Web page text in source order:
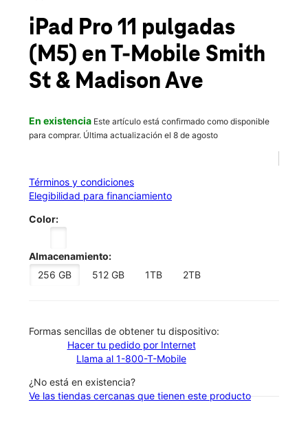
location_on
182b Smith St Perth Amboy, NJ 08861
iPad Pro 11 pulgadas
(M5) en T-Mobile Smith
St & Madison Ave
En existencia Este artículo está confirmado como disponible
para comprar. Última actualización el 8 de agosto
Términos y condiciones
Elegibilidad para financiamiento
Color:
Almacenamiento:
256 GB
512 GB 1TB 2TB
​​​​​​​Formas sencillas de obtener tu dispositivo:
Hacer tu pedido por Internet
Llama al 1-800-T-Mobile
¿No está en existencia?
Ve las tiendas cercanas que tienen este producto